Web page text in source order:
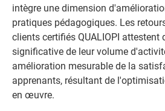
intègre une dimension
pratiques pédagogiques. Les
clients certifiés QUALIOPI attestent
significative de leur volume
amélioration mesurable de la
apprenants, résultant de
en œuvre.